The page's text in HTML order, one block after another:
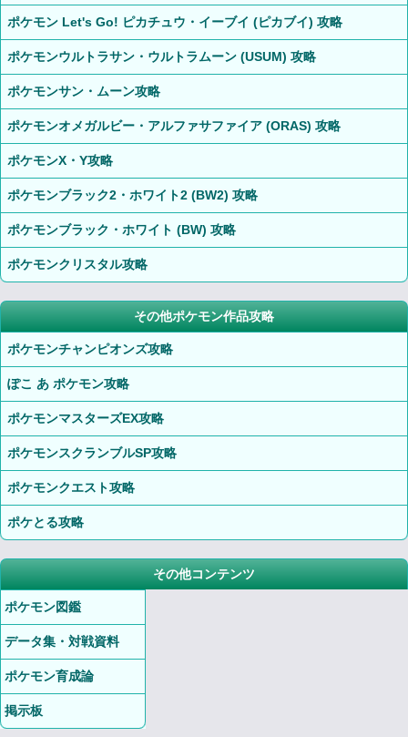
ポケモン Let's Go! ピカチュウ・イーブイ (ピカブイ) 攻略
ポケモンウルトラサン・ウルトラムーン (USUM) 攻略
ポケモンサン・ムーン攻略
ポケモンオメガルビー・アルファサファイア (ORAS) 攻略
ポケモンX・Y攻略
ポケモンブラック2・ホワイト2 (BW2) 攻略
ポケモンブラック・ホワイト (BW) 攻略
ポケモンクリスタル攻略
その他ポケモン作品攻略
ポケモンチャンピオンズ攻略
ぽこ あ ポケモン攻略
ポケモンマスターズEX攻略
ポケモンスクランブルSP攻略
ポケモンクエスト攻略
ポケとる攻略
その他コンテンツ
ポケモン図鑑
データ集・対戦資料
ポケモン育成論
掲示板